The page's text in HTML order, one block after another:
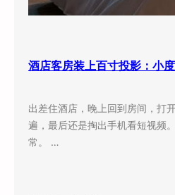
出差住酒店，晚上回到房间，打
遍，最后还是掏出手机看短视频
常。 …